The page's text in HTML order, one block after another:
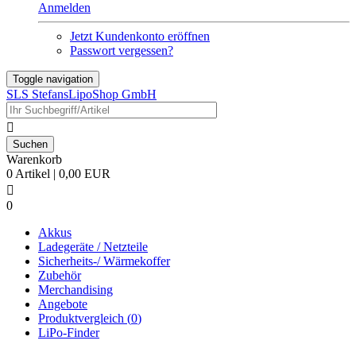
Anmelden
Jetzt Kundenkonto eröffnen
Passwort vergessen?
Toggle navigation
SLS StefansLipoShop GmbH

Warenkorb
0 Artikel | 0,00 EUR

0
Akkus
Ladegeräte / Netzteile
Sicherheits-/ Wärmekoffer
Zubehör
Merchandising
Angebote
Produktvergleich (0)
LiPo-Finder